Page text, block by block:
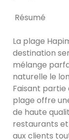
Résumé
La plage
destination
mélange
naturelle le
Faisant partie
plage offre
de haute
restaurants
aux clients